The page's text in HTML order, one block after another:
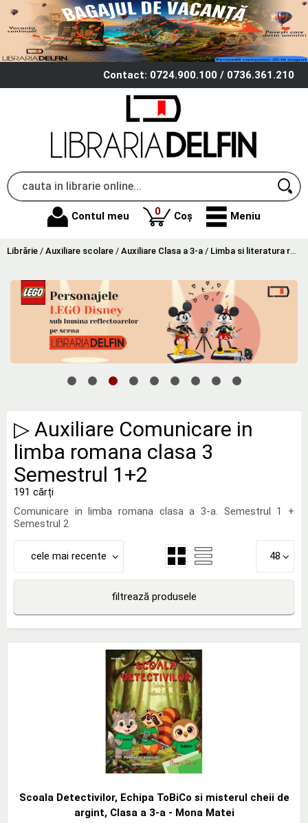
Contact: 0724.900.100 / 0736.361.210
Contul meu 0produse
Coș Meniu
Librărie / Auxiliare scolare / Auxiliare Clasa a 3-a / Limba si literatura romana Clasa 3
▷ Auxiliare Comunicare in
limba romana clasa 3
Semestrul 1+2
191 cărți
Comunicare in limba romana clasa a 3-a. Semestrul 1 +
Semestrul 2
cele mai recente 48
filtrează produsele
Scoala Detectivilor, Echipa ToBiCo si misterul cheii de
argint, Clasa a 3-a - Mona Matei